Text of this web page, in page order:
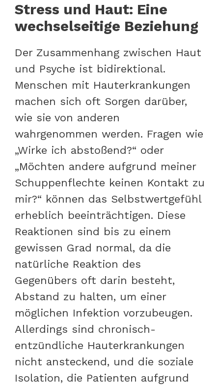
Stress und Haut: Eine
wechselseitige Beziehung
Der Zusammenhang zwischen Haut
und Psyche ist bidirektional.
Menschen mit Hauterkrankungen
machen sich oft Sorgen darüber,
wie sie von anderen
wahrgenommen werden. Fragen wie
„Wirke ich abstoßend?“ oder
„Möchten andere aufgrund meiner
Schuppenflechte keinen Kontakt zu
mir?“ können das Selbstwertgefühl
erheblich beeinträchtigen. Diese
Reaktionen sind bis zu einem
gewissen Grad normal, da die
natürliche Reaktion des
Gegenübers oft darin besteht,
Abstand zu halten, um einer
möglichen Infektion vorzubeugen.
Allerdings sind chronisch-
entzündliche Hauterkrankungen
nicht ansteckend, und die soziale
Isolation, die Patienten aufgrund